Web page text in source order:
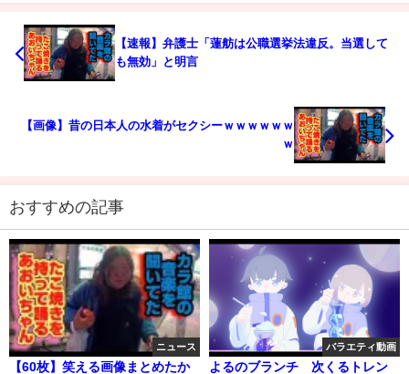
【速報】弁護士「蓮舫は公職選挙法違反。当選して
も無効」と明言
【画像】昔の日本人の水着がセクシーｗｗｗｗｗｗ
ｗ
おすすめの記事
ニュース
【60枚】笑える画像まとめたか
バラエティ動画
よるのブランチ 次くるトレン